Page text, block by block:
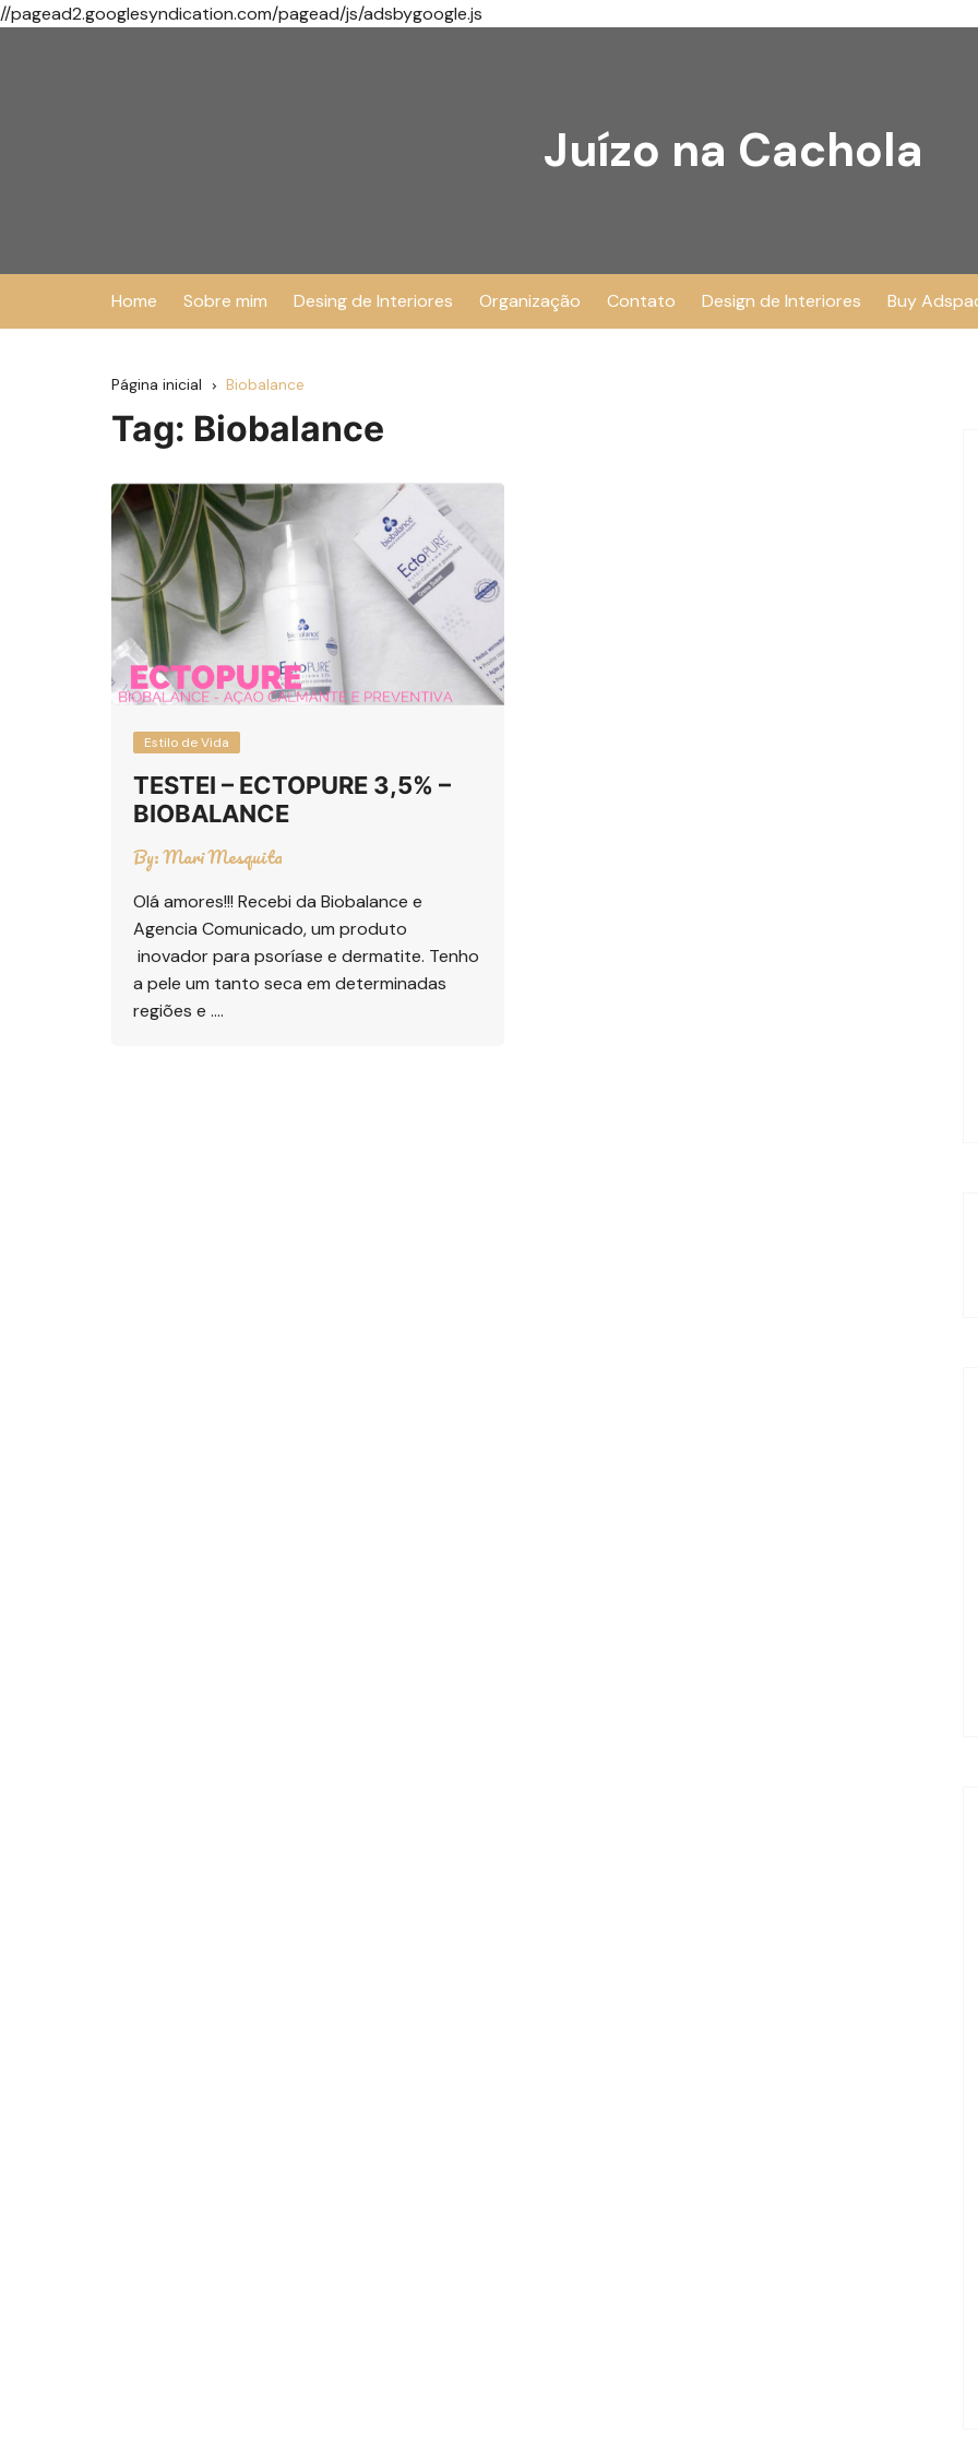
//pagead2.googlesyndication.com/pagead/js/adsbygoogle.js
Juízo na Cachola
Home Sobre mim Desing de Interiores Organização Contato Design de Interiores Buy
Página inicial Biobalance
Tag: Biobalance
Estilo de Vida
TESTEI – ECTOPURE 3,5% –
BIOBALANCE
By:Mari Mesquita
Olá amores!!! Recebi da Biobalance e
Agencia Comunicado, um produto
inovador para psoríase e dermatite. Tenho
a pele um tanto seca em determinadas
regiões e ….